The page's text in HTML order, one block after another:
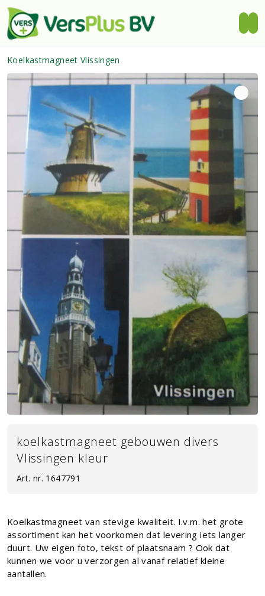
Koelkastmagneet Vlissingen
koelkastmagneet gebouwen divers
Vlissingen kleur
Art. nr. 1647791
Koelkastmagneet van stevige kwaliteit. I.v.m. het grote
assortiment kan het voorkomen dat levering iets langer
duurt. Uw eigen foto, tekst of plaatsnaam ? Ook dat
kunnen we voor u verzorgen al vanaf relatief kleine
aantallen.